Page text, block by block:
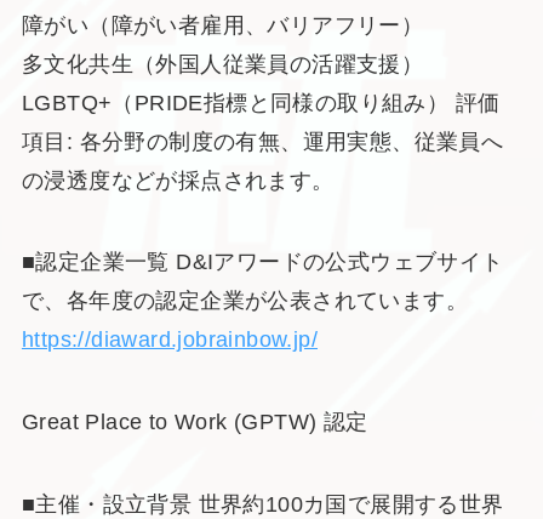
障がい（障がい者雇用、バリアフリー）
多文化共生（外国人従業員の活躍支援）
LGBTQ+（PRIDE指標と同様の取り組み） 評価
項目: 各分野の制度の有無、運用実態、従業員へ
の浸透度などが採点されます。
■認定企業一覧 D&Iアワードの公式ウェブサイト
で、各年度の認定企業が公表されています。
https://diaward.jobrainbow.jp/
Great Place to Work (GPTW) 認定
■主催・設立背景 世界約100カ国で展開する世界